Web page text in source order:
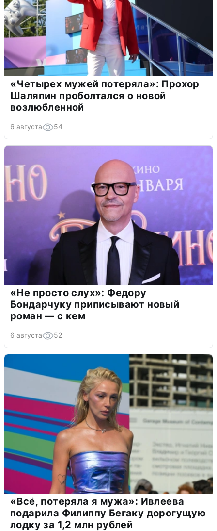
«Четырех мужей потеряла»: Прохор
Шаляпин проболтался о новой
возлюбленной
6 августа 54
«Не просто слух»: Федору
Бондарчуку приписывают новый
роман — с кем
6 августа 52
«Всё, потеряла я мужа»: Ивлеева
подарила Филиппу Бегаку дорогущую
лодку за 1,2 млн рублей